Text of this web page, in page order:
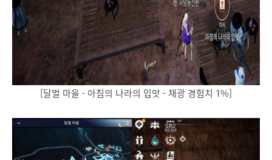
[달벌 마을 - 아침의 나라의 입맛 - 채광 경험치 1%]